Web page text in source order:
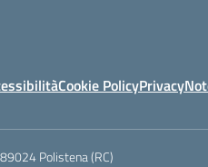
Cookie PolicyPrivacy
Polistena (RC)